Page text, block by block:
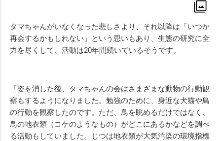
タマちゃんがいなくなった悲しさより、それ以降は「いつか
再会するかもしれない」という思いもあり、生態の研究に全
力を尽くして、活動は20年間続いているそうです。
「姿を消した後、タマちゃんの会はさまざまな動物の行動観
察もするようになりました。勉強のために、身近な犬猫や鳥
の行動を観察したのです。ただ、鳥を眺めるだけではなく、
鳥の地衣類（コケのようなもの）がどこにあるかなどを調べ
る活動もしていました。じつは地衣類が大気汚染の環境指標